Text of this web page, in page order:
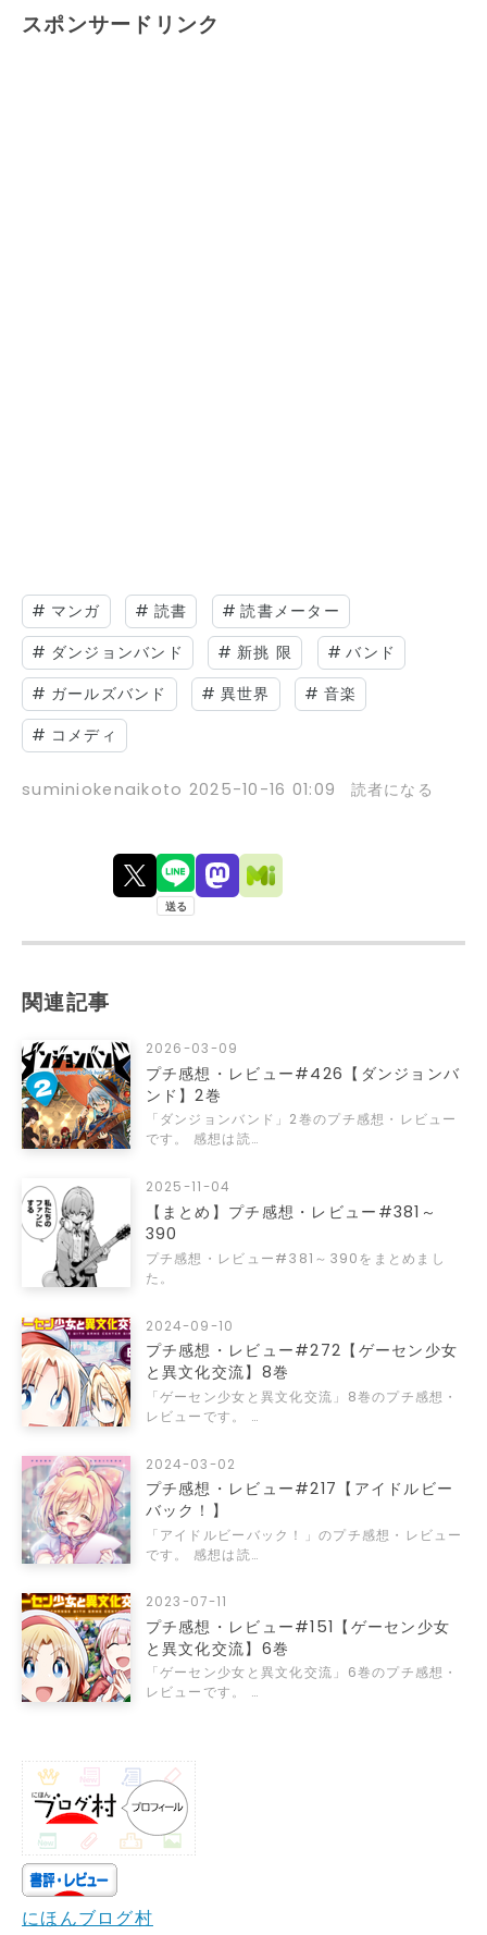
スポンサードリンク
# マンガ # 読書 # 読書メーター
# ダンジョンバンド # 新挑 限 # バンド
# ガールズバンド # 異世界 # 音楽
# コメディ
suminiokenaikoto 2025-10-16 01:09 読者になる
関連記事
2026-03-09
プチ感想・レビュー#426【ダンジョンバ
ンド】2巻
「ダンジョンバンド」2巻のプチ感想・レビュー
です。 感想は読…
2025-11-04
【まとめ】プチ感想・レビュー#381～
390
プチ感想・レビュー#381～390をまとめまし
た。
2024-09-10
プチ感想・レビュー#272【ゲーセン少女
と異文化交流】8巻
「ゲーセン少女と異文化交流」8巻のプチ感想・
レビューです。 …
2024-03-02
プチ感想・レビュー#217【アイドルビー
バック！】
「アイドルビーバック！」のプチ感想・レビュー
です。 感想は読…
2023-07-11
プチ感想・レビュー#151【ゲーセン少女
と異文化交流】6巻
「ゲーセン少女と異文化交流」6巻のプチ感想・
レビューです。 …
にほんブログ村